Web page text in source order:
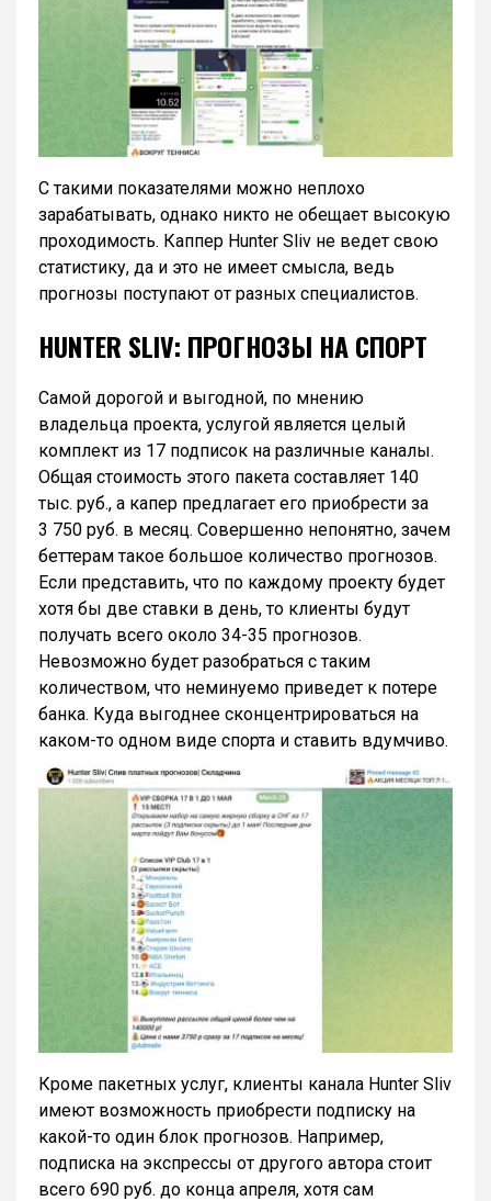
С такими показателями можно неплохо
зарабатывать, однако никто не обещает высокую
проходимость. Каппер Hunter Sliv не ведет свою
статистику, да и это не имеет смысла, ведь
прогнозы поступают от разных специалистов.
HUNTER SLIV: ПРОГНОЗЫ НА СПОРТ
Самой дорогой и выгодной, по мнению
владельца проекта, услугой является целый
комплект из 17 подписок на различные каналы.
Общая стоимость этого пакета составляет 140
тыс. руб., а капер предлагает его приобрести за
3 750 руб. в месяц. Совершенно непонятно, зачем
беттерам такое большое количество прогнозов.
Если представить, что по каждому проекту будет
хотя бы две ставки в день, то клиенты будут
получать всего около 34-35 прогнозов.
Невозможно будет разобраться с таким
количеством, что неминуемо приведет к потере
банка. Куда выгоднее сконцентрироваться на
каком-то одном виде спорта и ставить вдумчиво.
Кроме пакетных услуг, клиенты канала Hunter Sliv
имеют возможность приобрести подписку на
какой-то один блок прогнозов. Например,
подписка на экспрессы от другого автора стоит
всего 690 руб. до конца апреля, хотя сам